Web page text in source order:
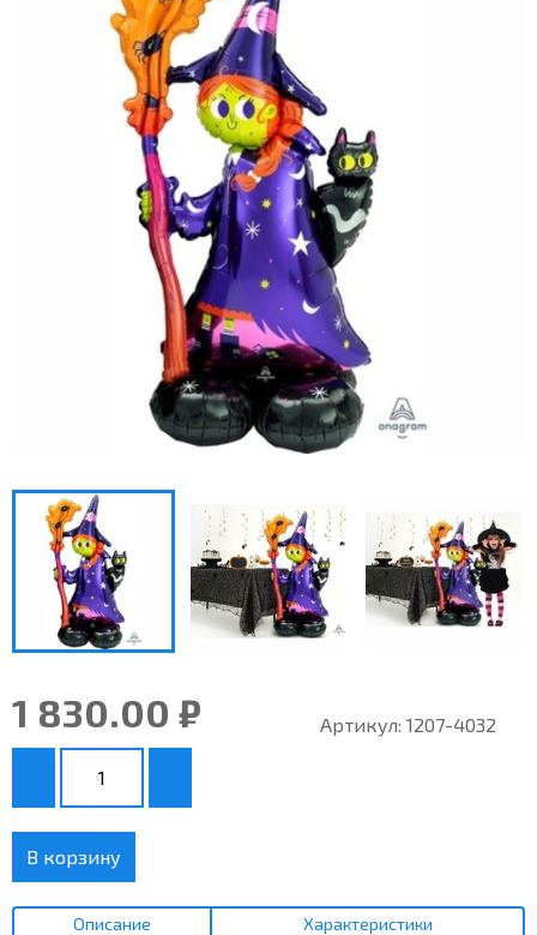
1 830.00 ₽ Артикул: 1207-4032
В корзину
Описание Характеристики